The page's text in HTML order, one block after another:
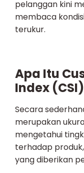
pelanggan kini
membaca
terukur.
Apa Itu
Index
Secara
merupakan
mengetahui
terhadap
yang diberikan